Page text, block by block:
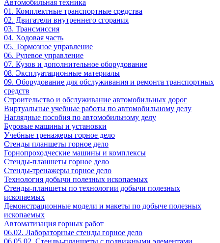
Автомобильная техника
01. Комплектные транспортные средства
02. Двигатели внутреннего сгорания
03. Трансмиссия
04. Ходовая часть
05. Тормозное управление
06. Рулевое управление
07. Кузов и дополнительное оборудование
08. Эксплуатационные материалы
09. Оборудование для обслуживания и ремонта транспортных
средств
Строительство и обслуживание автомобильных дорог
Виртуальные учебные работы по автомобильному делу
Наглядные пособия по автомобильному делу
Буровые машины и установки
Учебные тренажеры горное дело
Стенды планшеты горное дело
Горнопроходческие машины и комплексы
Стенды-планшеты горное дело
Стенды-тренажеры горное дело
Технология добычи полезных ископаемых
Стенды-планшеты по технологии добычи полезных
ископаемых
Демонстрационные модели и макеты по добыче полезных
ископаемых
Автоматизация горных работ
06.02. Лабораторные стенды горное дело
06.05.02. Стенды-планшеты с подвижными элементами